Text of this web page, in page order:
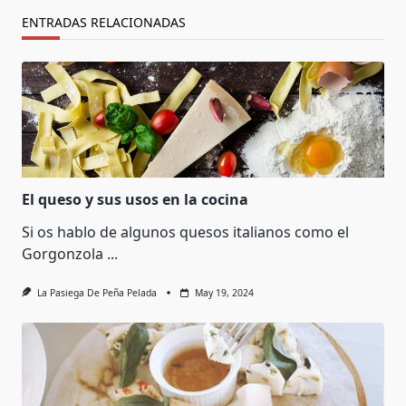
ENTRADAS RELACIONADAS
El queso y sus usos en la cocina
Si os hablo de algunos quesos italianos como el
Gorgonzola ...
La Pasiega De Peña Pelada May 19, 2024